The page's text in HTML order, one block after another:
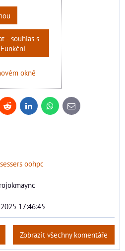
- souhlas s
okně
Reddit LinkedInWhatsApp
E-
mail
oohpc
17:46:45
Zobrazit všechny komentáře